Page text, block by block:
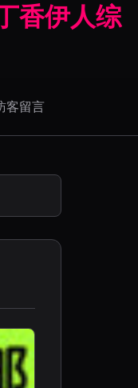
香伊人综
客留言